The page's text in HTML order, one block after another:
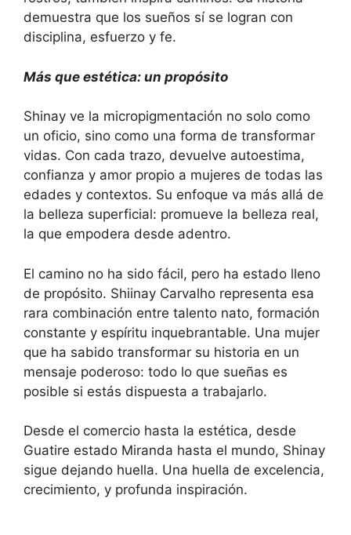
demuestra que los sueños sí se logran con
disciplina, esfuerzo y fe.
Más que estética: un propósito
Shinay ve la micropigmentación no solo como
un oficio, sino como una forma de transformar
vidas. Con cada trazo, devuelve autoestima,
confianza y amor propio a mujeres de todas las
edades y contextos. Su enfoque va más allá de
la belleza superficial: promueve la belleza real,
la que empodera desde adentro.
El camino no ha sido fácil, pero ha estado lleno
de propósito. Shiinay Carvalho representa esa
rara combinación entre talento nato, formación
constante y espíritu inquebrantable. Una mujer
que ha sabido transformar su historia en un
mensaje poderoso: todo lo que sueñas es
posible si estás dispuesta a trabajarlo.
Desde el comercio hasta la estética, desde
Guatire estado Miranda hasta el mundo, Shinay
sigue dejando huella. Una huella de excelencia,
crecimiento, y profunda inspiración.